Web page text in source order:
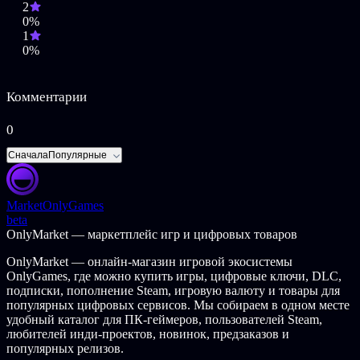
©2015 Buka Limited All rights reserved. Farm Frenzy is a
trademark of Buka Limited and Alawar Entertainment. All rights
reserved. All other trademarks and copyrights are the properties of
2
0%
1
0%
Комментарии
0
СначалаПопулярные
MarketOnlyGames
beta
OnlyMarket — маркетплейс игр и цифровых товаров
OnlyMarket — онлайн-магазин игровой экосистемы
OnlyGames, где можно купить игры, цифровые ключи, DLC,
подписки, пополнение Steam, игровую валюту и товары для
популярных цифровых сервисов. Мы собираем в одном месте
удобный каталог для ПК-геймеров, пользователей Steam,
любителей инди-проектов, новинок, предзаказов и
популярных релизов.